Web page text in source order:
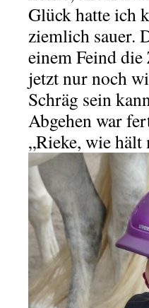
Glück hatte ich
ziemlich sauer.
einem Feind die
jetzt nur noch
Schräg sein
Abgehen war
„Rieke, wie hält